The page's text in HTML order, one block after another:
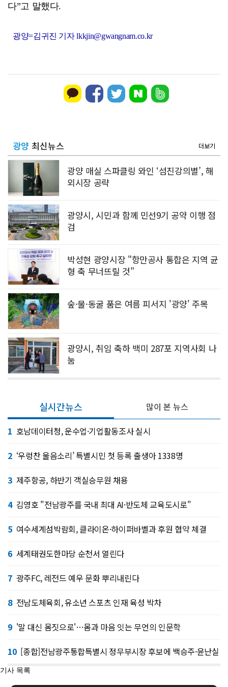
다”고 말했다.
광양=김귀진 기자 lkkjin@gwangnam.co.kr
광양 최신뉴스 더보기
광양 매실 스파클링 와인 ‘섬진강의별’, 해
외시장 공략
광양시, 시민과 함께 민선9기 공약 이행 점
검
박성현 광양시장 "항만공사 통합은 지역 균
형 축 무너뜨릴 것"
숲·물·동굴 품은 여름 피서지 '광양' 주목
광양시, 취임 축하 백미 287포 지역사회 나
눔
실시간뉴스
1 호남데이터청, 운수업·기업활동조사 실시
2 ‘우렁찬 울음소리’ 특별시민 첫 등록 출생아 1338명
3 제주항공, 하반기 객실승무원 채용
4 김영호 "전남광주를 국내 최대 AI·반도체 교육도시로"
5 여수세계섬박람회, 클라이온·하이퍼바벨과 후원 협약 체결
6 세계태권도한마당 순천서 열린다
7 광주FC, 레전드 예우 문화 뿌리내린다
8 전남도체육회, 유소년 스포츠 인재 육성 박차
9 '말 대신 몸짓으로'…몸과 마음 잇는 무언의 인문학
10 [종합]전남광주통합특별시 정무부시장 후보에 백승주·윤난실
많이 본 뉴스
기사 목록